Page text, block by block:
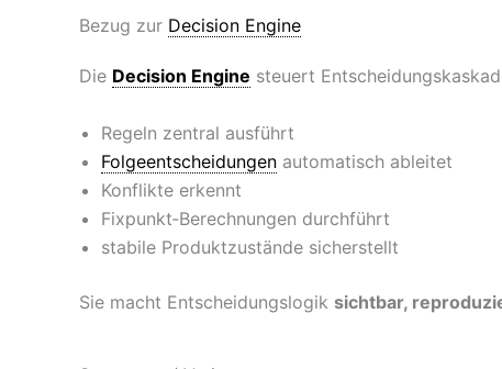
Bezug zur Decision Engine
Die Decision Engine steuert
Regeln zentral ausführt
Folgeentscheidungen automatisch ableitet
Konflikte erkennt
Fixpunkt‑Berechnungen durchführt
stabile Produktzustände sicherstellt
Sie macht Entscheidungslogik sichtbar,